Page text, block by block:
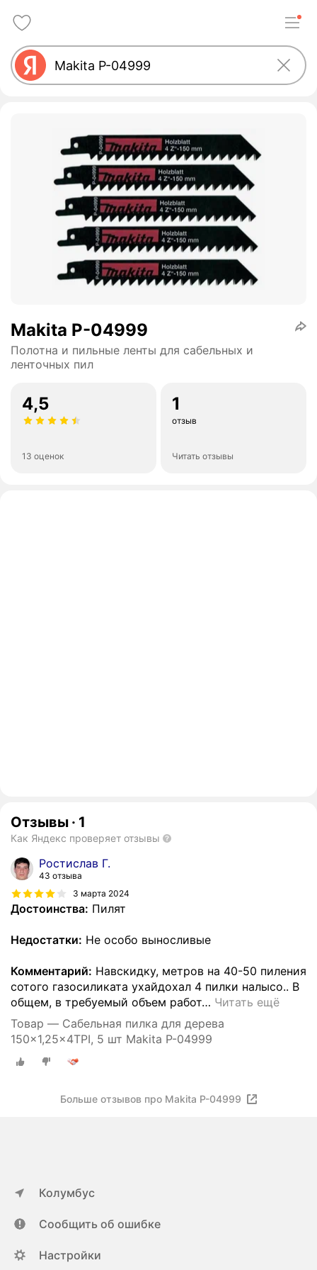
Makita P-04999
Полотна и пильные ленты для сабельных и
ленточных пил
4,5
13 оценок
1
отзыв
Читать отзывы
Отзывы · 1
Как Яндекс проверяет отзывы
Ростислав Г.
43 отзыва
3 марта 2024
Достоинства: Пилят
Недостатки: Не особо выносливые
Комментарий: Навскидку, метров на 40-50 пиления
сотого газосиликата ухайдохал 4 пилки налысо.. В
общем, в требуемый объем работ… Читать ещё
Товар — Сабельная пилка для дерева
150x1,25x4TPI, 5 шт Makita P-04999
Больше отзывов про Makita P-04999
Колумбус
Сообщить об ошибке
Настройки